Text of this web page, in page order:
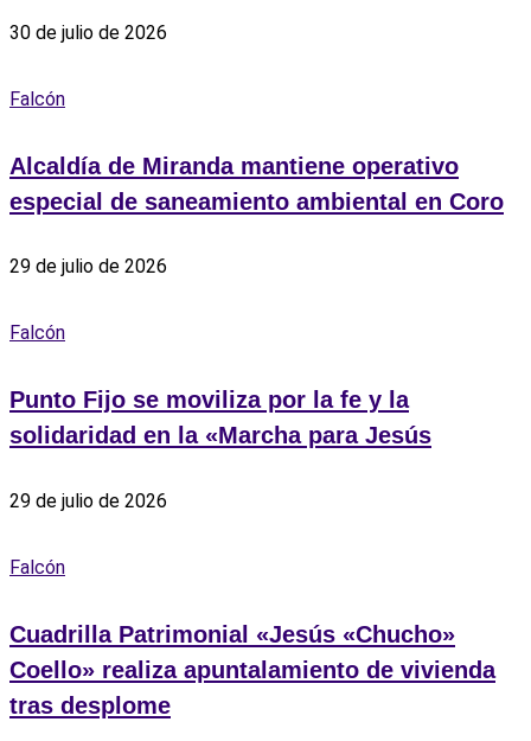
30 de julio de 2026
Falcón
Alcaldía de Miranda mantiene operativo
especial de saneamiento ambiental en Coro
29 de julio de 2026
Falcón
Punto Fijo se moviliza por la fe y la
solidaridad en la «Marcha para Jesús
29 de julio de 2026
Falcón
Cuadrilla Patrimonial «Jesús «Chucho»
Coello» realiza apuntalamiento de vivienda
tras desplome